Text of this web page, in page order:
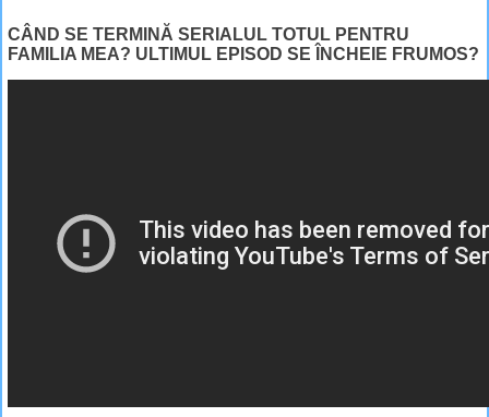
CÂND SE TERMINĂ SERIALUL TOTUL PENTRU
FAMILIA MEA? ULTIMUL EPISOD SE ÎNCHEIE FRUMOS?